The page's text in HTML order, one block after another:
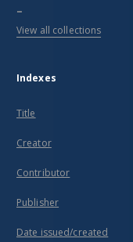
...
View all collections
Indexes
Title
Creator
Contributor
Publisher
Date issued/created